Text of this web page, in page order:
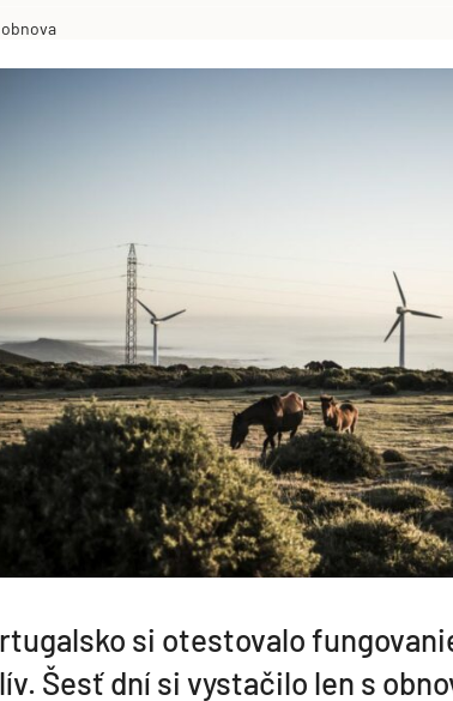
si otestovalo
Šesť dní si vystačilo len s